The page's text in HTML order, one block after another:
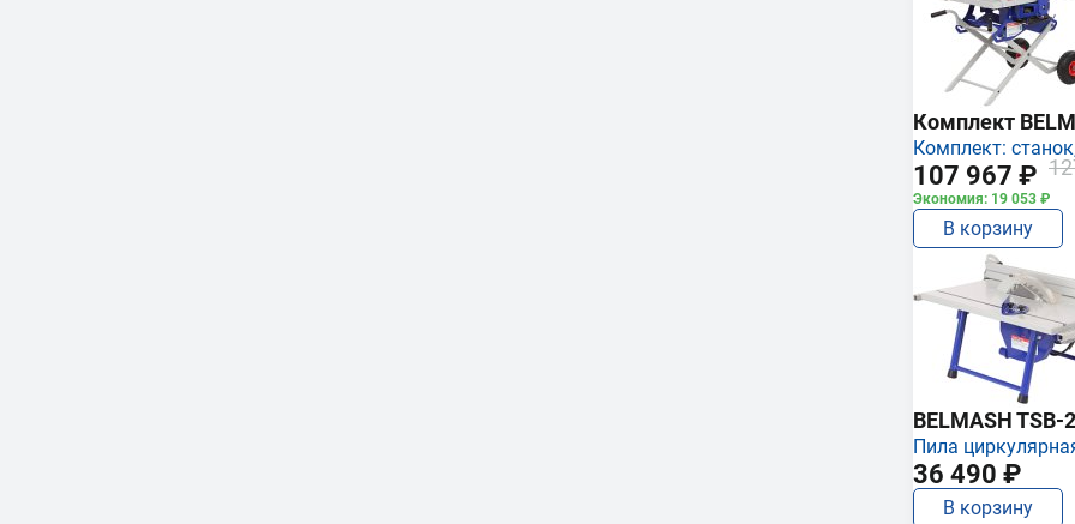
Комплект
Комплект:
107 967 ₽
Экономия: 19 053 ₽
В корзину
BELMASH TSB-
Пила
36 490 ₽
В корзину